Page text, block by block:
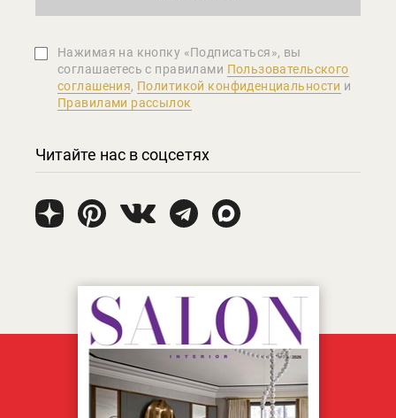
Нажимая на кнопку «Подписаться», вы
соглашаетеcь с правилами Пользовательского
соглашения, Политикой конфиденциальности и
Правилами рассылок
Читайте нас в соцсетях